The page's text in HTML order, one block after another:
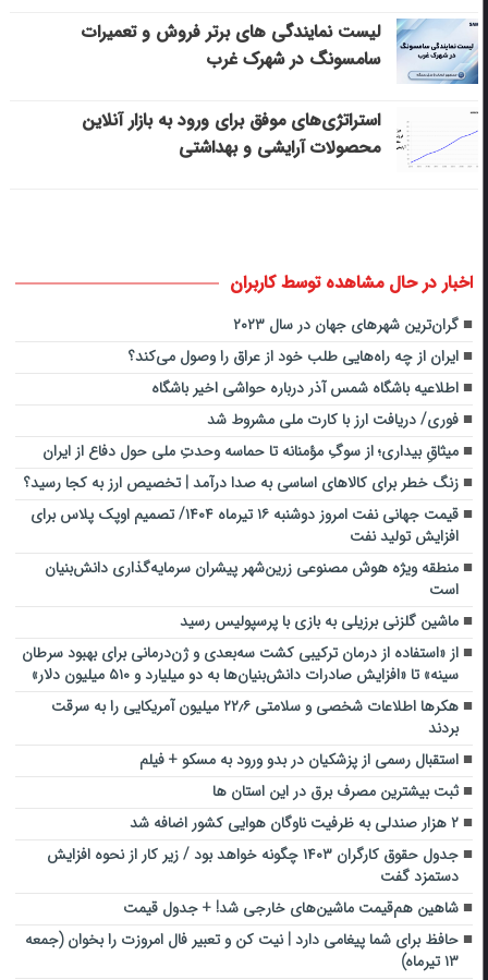
لیست نمایندگی های برتر فروش و تعمیرات
سامسونگ در شهرک غرب
استراتژی‌های موفق برای ورود به بازار آنلاین
محصولات آرایشی و بهداشتی
اخبار در حال مشاهده توسط کاربران
گران‌ترین شهرهای جهان در سال ۲۰۲۳
ایران از چه راه‌هایی طلب خود از عراق را وصول می‌کند؟
اطلاعیه باشگاه شمس آذر درباره حواشی اخیر باشگاه
فوری/ دریافت ارز با کارت ملی مشروط شد
میثاقِ بیداری؛ از سوگِ مؤمنانه تا حماسه وحدتِ ملی حول دفاع از ایران
زنگ خطر برای کالاهای اساسی به صدا درآمد | تخصیص ارز به کجا رسید؟
قیمت جهانی نفت امروز دوشنبه ۱۶ تیرماه ۱۴۰۴/ تصمیم اوپک پلاس برای
افزایش تولید نفت
منطقه ویژه هوش مصنوعی زرین‌شهر پیشران سرمایه‌گذاری دانش‌بنیان
است
ماشین گلزنی برزیلی به بازی با پرسپولیس رسید
از «استفاده از درمان ترکیبی کشت سه‌بعدی و ژن‌درمانی برای بهبود سرطان
سینه» تا «افزایش صادرات دانش‌بنیان‌ها به دو میلیارد و ۵۱۰ میلیون دلار»
هکرها اطلاعات شخصی و سلامتی ۲۲٫۶ میلیون آمریکایی را به سرقت
بردند
استقبال رسمی از پزشکیان در بدو ورود به مسکو + فیلم
ثبت بیشترین مصرف برق در این استان ها
۲ هزار صندلی به ظرفیت ناوگان هوایی کشور اضافه شد
جدول حقوق کارگران ۱۴۰۳ چگونه خواهد بود / زیر کار از نحوه افزایش
دستمزد گفت
شاهین هم‌قیمت ماشین‌های خارجی شد! + جدول قیمت
حافظ برای شما پیغامی دارد | نیت کن و تعبیر فال امروزت را بخوان (جمعه
۱۳ تیرماه)